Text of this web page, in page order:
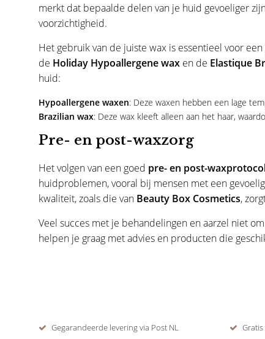
merkt dat bepaalde delen van je huid gevoeliger
voorzichtigheid.
Het gebruik van de juiste wax is essentieel voor een
de Holiday Hypoallergene wax en de Elastique
huid:
Hypoallergene waxen: Deze waxen hebben een lage
Brazilian wax: Deze wax kleeft alleen aan het haar,
Pre- en post-waxzorg
Het volgen van een goed pre- en post-
huidproblemen, vooral bij mensen met een
kwaliteit, zoals die van Beauty Box Cosmetics,
Veel succes met je behandelingen en aarzel niet
helpen je graag met advies en producten die
Gegarandeerde levering via Post NL